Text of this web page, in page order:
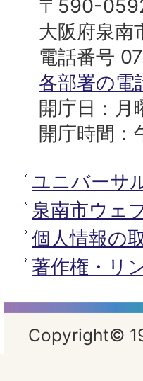
市
役
所
〒590-
大阪府泉南
電話番号
各部署の電
開庁日：月
開庁時間
ユニバーサ
泉南市ウェ
個人情報の
著作権・リ
Copyright©